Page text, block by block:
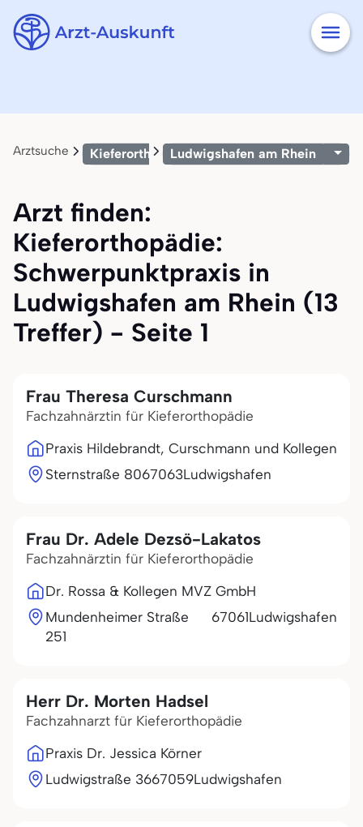
Arztsuche Kieferorthopädie: Schwerpunktpraxis
Ludwigshafen am Rhein
Arzt finden:
Kieferorthopädie:
Schwerpunktpraxis in
Ludwigshafen am Rhein (13
Treffer) - Seite 1
Frau Theresa Curschmann
Fachzahnärztin für Kieferorthopädie
Praxis Hildebrandt, Curschmann und Kollegen
Sternstraße 8067063Ludwigshafen
Frau Dr. Adele Dezsö-Lakatos
Fachzahnärztin für Kieferorthopädie
Dr. Rossa & Kollegen MVZ GmbH
Mundenheimer Straße
251
67061Ludwigshafen
Herr Dr. Morten Hadsel
Fachzahnarzt für Kieferorthopädie
Praxis Dr. Jessica Körner
Ludwigstraße 3667059Ludwigshafen